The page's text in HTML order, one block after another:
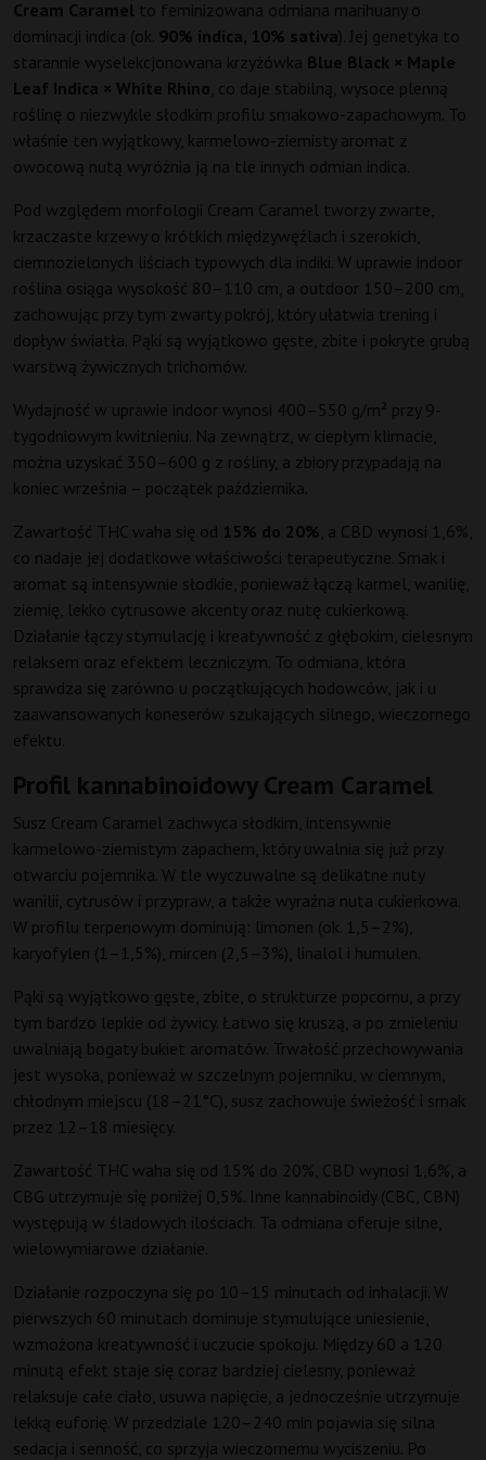
Cream Caramel to feminizowana odmiana marihuany o
dominacji indica (ok. 90% indica, 10% sativa). Jej genetyka to
starannie wyselekcjonowana krzyżówka Blue Black × Maple
Leaf Indica × White Rhino , co daje stabilną, wysoce plenną
roślinę o niezwykle słodkim profilu smakowo-zapachowym. To
właśnie ten wyjątkowy, karmelowo-ziemisty aromat z
owocową nutą wyróżnia ją na tle innych odmian indica.
Pod względem morfologii Cream Caramel tworzy zwarte,
krzaczaste krzewy o krótkich międzywęźlach i szerokich,
ciemnozielonych liściach typowych dla indiki. W uprawie indoor
roślina osiąga wysokość 80–110 cm, a outdoor 150–200 cm,
zachowując przy tym zwarty pokrój, który ułatwia trening i
dopływ światła. Pąki są wyjątkowo gęste, zbite i pokryte grubą
warstwą żywicznych trichomów.
Wydajność w uprawie indoor wynosi 400–550 g/m² przy 9-
tygodniowym kwitnieniu. Na zewnątrz, w ciepłym klimacie,
można uzyskać 350–600 g z rośliny, a zbiory przypadają na
koniec września – początek października.
Zawartość THC waha się od 15% do 20% , a CBD wynosi 1,6%,
co nadaje jej dodatkowe właściwości terapeutyczne. Smak i
aromat są intensywnie słodkie, ponieważ łączą karmel, wanilię,
ziemię, lekko cytrusowe akcenty oraz nutę cukierkową.
Działanie łączy stymulację i kreatywność z głębokim, cielesnym
relaksem oraz efektem leczniczym. To odmiana, która
sprawdza się zarówno u początkujących hodowców, jak i u
zaawansowanych koneserów szukających silnego, wieczornego
efektu.
Profil kannabinoidowy Cream Caramel
Susz Cream Caramel zachwyca słodkim, intensywnie
karmelowo-ziemistym zapachem, który uwalnia się już przy
otwarciu pojemnika. W tle wyczuwalne są delikatne nuty
wanilii, cytrusów i przypraw, a także wyraźna nuta cukierkowa.
W profilu terpenowym dominują: limonen (ok. 1,5–2%),
karyofylen (1–1,5%), mircen (2,5–3%), linalol i humulen.
Pąki są wyjątkowo gęste, zbite, o strukturze popcornu, a przy
tym bardzo lepkie od żywicy. Łatwo się kruszą, a po zmieleniu
uwalniają bogaty bukiet aromatów. Trwałość przechowywania
jest wysoka, ponieważ w szczelnym pojemniku, w ciemnym,
chłodnym miejscu (18–21°C), susz zachowuje świeżość i smak
przez 12–18 miesięcy.
Zawartość THC waha się od 15% do 20%, CBD wynosi 1,6%, a
CBG utrzymuje się poniżej 0,5%. Inne kannabinoidy (CBC, CBN)
występują w śladowych ilościach. Ta odmiana oferuje silne,
wielowymiarowe działanie.
Działanie rozpoczyna się po 10–15 minutach od inhalacji. W
pierwszych 60 minutach dominuje stymulujące uniesienie,
wzmożona kreatywność i uczucie spokoju. Między 60 a 120
minutą efekt staje się coraz bardziej cielesny, ponieważ
relaksuje całe ciało, usuwa napięcie, a jednocześnie utrzymuje
lekką euforię. W przedziale 120–240 min pojawia się silna
sedacja i senność, co sprzyja wieczornemu wyciszeniu. Po